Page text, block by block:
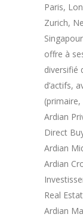
Paris,
Zurich,
offre à
diversifié
d’actifs,
Ardian
Direct
Ardian
Ardian
Real
Ardian